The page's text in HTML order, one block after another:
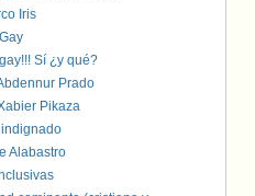
Iris
Sí ¿y qué?
Prado
Pikaza
Alabastro